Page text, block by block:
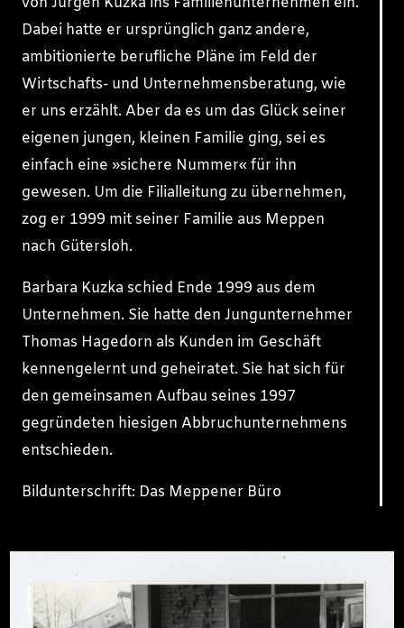
Dabei hatte er ursprünglich ganz andere,
ambitionierte berufliche Pläne im Feld der
Wirtschafts- und Unternehmensberatung, wie
er uns erzählt. Aber da es um das Glück seiner
eigenen jungen, kleinen Familie ging, sei es
einfach eine »sichere Nummer« für ihn
gewesen. Um die Filialleitung zu übernehmen,
zog er 1999 mit seiner Familie aus Meppen
nach Gütersloh.
Barbara Kuzka schied Ende 1999 aus dem
Unternehmen. Sie hatte den Jungunternehmer
Thomas Hagedorn als Kunden im Geschäft
kennengelernt und geheiratet. Sie hat sich für
den gemeinsamen Aufbau seines 1997
gegründeten hiesigen Abbruchunternehmens
entschieden.
Bildunterschrift: Das Meppener Büro